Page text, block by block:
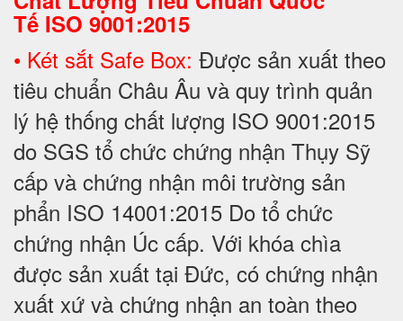
Tế ISO 9001:2015
• Két sắt Safe Box: Được sản xuất theo
tiêu chuẩn Châu Âu và quy trình quản
lý hệ thống chất lượng ISO 9001:2015
do SGS tổ chức chứng nhận Thụy Sỹ
cấp và chứng nhận môi trường sản
phẩn ISO 14001:2015 Do tổ chức
chứng nhận Úc cấp. Với khóa chìa
được sản xuất tại Đức, có chứng nhận
xuất xứ và chứng nhận an toàn theo